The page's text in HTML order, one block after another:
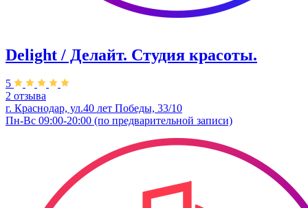
Delight / Делайт. Студия красоты.
5
2 отзыва
г. Краснодар, ул.40 лет Победы, 33/10
Пн-Вс 09:00-20:00 (по предварительной записи)